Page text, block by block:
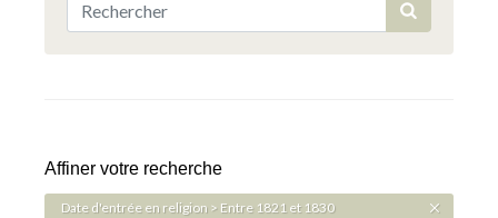
Affiner votre recherche
Date d'entrée en religion > Entre 1821 et 1830